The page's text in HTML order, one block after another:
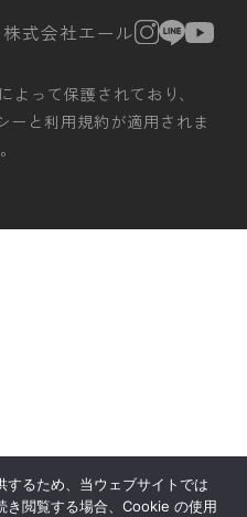
式会社エール
よって保護されており、
ー と利用規約が適用されま
するため、当ウェブサイトでは
閲覧する場合、Cookie の使用